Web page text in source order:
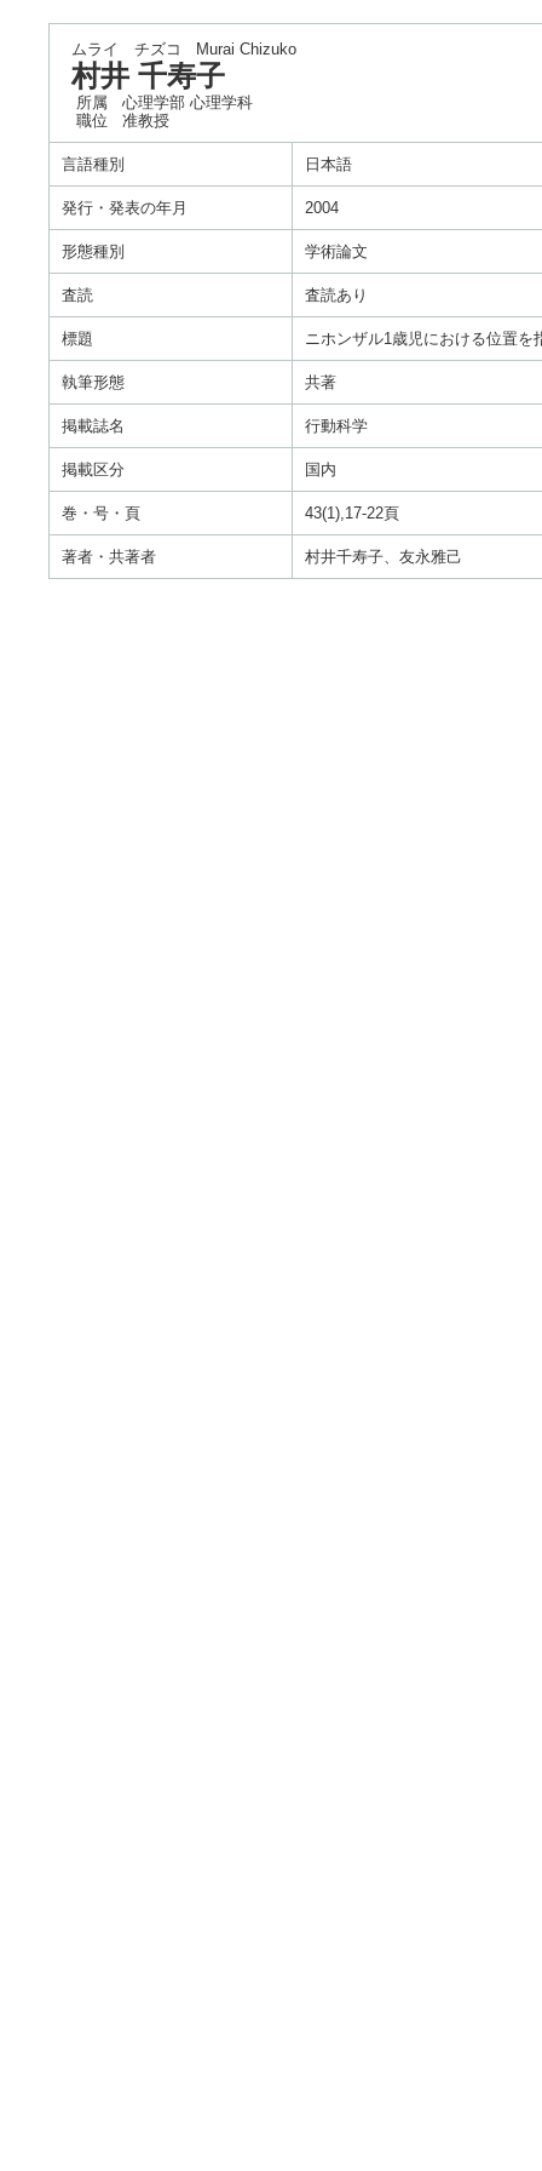
ムライ チズコ Murai Chizuko
村井 千寿子
所属
心理学部 心理学科
職位
准教授
言語種別 日本語
発行・発表の年月 2004
形態種別 学術論文
査読 査読あり
標題 ニホンザル1歳児における位置を
執筆形態 共著
掲載誌名 行動科学
掲載区分 国内
巻・号・頁 43(1),17-22頁
著者・共著者 村井千寿子、友永雅己